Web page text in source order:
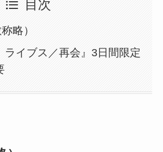
目次
略）
ライブス／再会』3日間限定